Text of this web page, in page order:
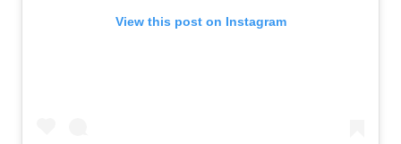
View this post on Instagram